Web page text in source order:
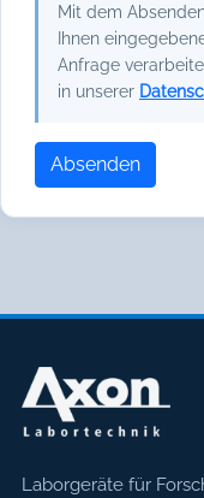
Mit dem
Ihnen
Anfrage
in unserer
Absenden
Axon
Laborgeräte für